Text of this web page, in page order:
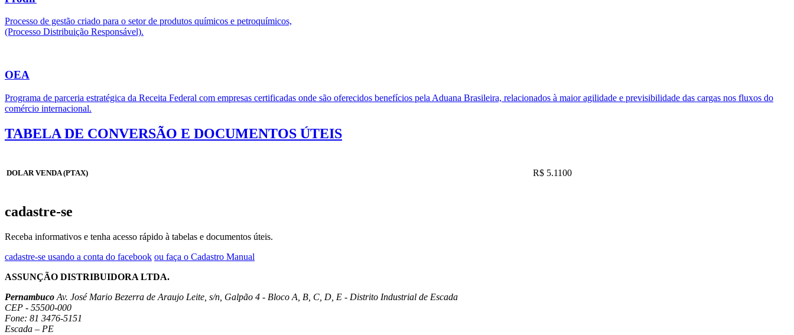
Processo de gestão criado para o setor de produtos químicos e petroquímicos,
(Processo Distribuição Responsável).
OEA
Programa de parceria estratégica da Receita Federal com empresas certificadas onde são oferecidos benefícios pela Aduana Brasileira, relacionados à maior agilidade e previsibilidade das cargas nos fluxos do
comércio internacional.
TABELA DE CONVERSÃO E DOCUMENTOS ÚTEIS
DOLAR VENDA (PTAX) R$ 5.1100
cadastre-se
Receba informativos e tenha acesso rápido à tabelas e documentos úteis.
cadastre-se usando a conta do facebook ou faça o Cadastro Manual
ASSUNÇÃO DISTRIBUIDORA LTDA.
Pernambuco Av. José Mario Bezerra de Araujo Leite, s/n, Galpão 4 - Bloco A, B, C, D, E - Distrito Industrial de Escada
CEP - 55500-000
Fone: 81 3476-5151
Escada – PE